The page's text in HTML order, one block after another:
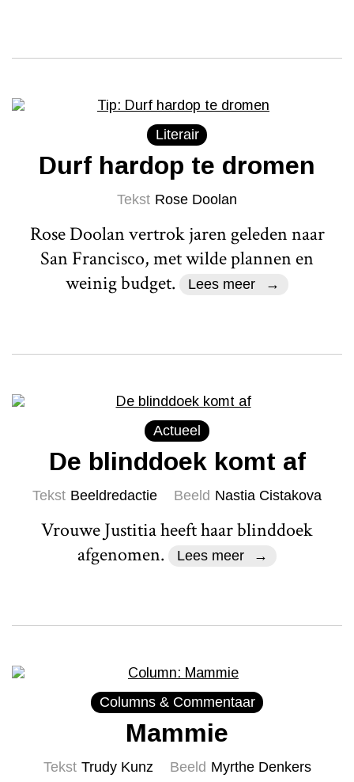
Literair
Durf hardop te dromen
Tekst Rose Doolan
Rose Doolan vertrok jaren geleden naar
San Francisco, met wilde plannen en
weinig budget.
Lees meer
Actueel
De blinddoek komt af
Tekst Beeldredactie Beeld Nastia Cistakova
Vrouwe Justitia heeft haar blinddoek
afgenomen.
Lees meer
Columns & Commentaar
Mammie
Tekst Trudy Kunz Beeld Myrthe Denkers